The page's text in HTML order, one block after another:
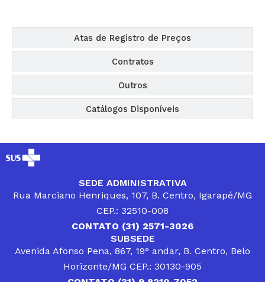
Atas de Registro de Preços
Contratos
Outros
Catálogos Disponíveis
SEDE ADMINISTRATIVA
Rua Marciano Henriques, 107, B. Centro, Igarapé/MG
CEP.: 32510-008
CONTATO (31) 2571-3026
SUBSEDE
Avenida Afonso Pena, 867, 19° andar, B. Centro, Belo
Horizonte/MG CEP.: 30130-905